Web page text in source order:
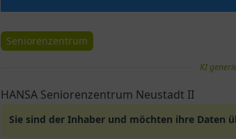
Seniorenzentrum
KI
HANSA Seniorenzentrum Neustadt II
Sie sind der Inhaber und möchten ihre Daten